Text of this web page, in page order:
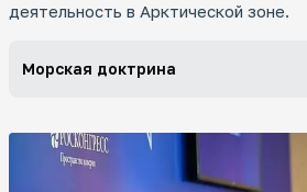
деятельность в Арктической зоне.
Морская доктрина